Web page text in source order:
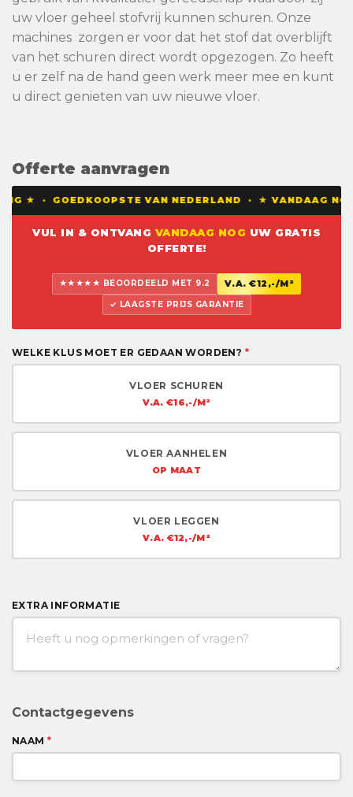
uw vloer geheel stofvrij kunnen schuren. Onze
machines zorgen er voor dat het stof dat overblijft
van het schuren direct wordt opgezogen. Zo heeft
u er zelf na de hand geen werk meer mee en kunt
u direct genieten van uw nieuwe vloer.
Offerte aanvragen
· GOEDKOOPSTE VAN NEDERLAND · ★ VANDAAG NOG
VUL IN & ONTVANG VANDAAG NOG UW GRATIS
OFFERTE!
★★★★★ BEOORDEELD MET 9.2 V.A. €12,-/M²
✓ LAAGSTE PRIJS GARANTIE
WELKE KLUS MOET ER GEDAAN WORDEN? *
VLOER SCHUREN
V.A. €16,-/M²
VLOER AANHELEN
OP MAAT
VLOER LEGGEN
V.A. €12,-/M²
EXTRA INFORMATIE
Contactgegevens
NAAM *